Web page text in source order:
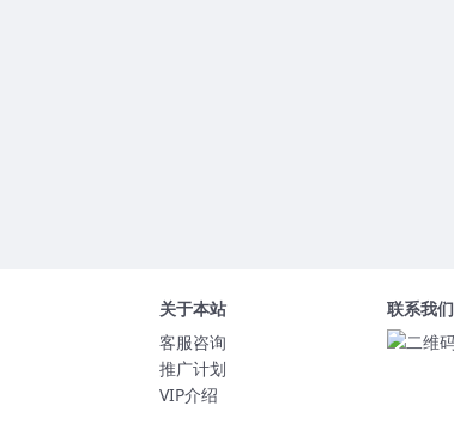
关于本站
客服咨询
推广计划
VIP介绍
联系我们